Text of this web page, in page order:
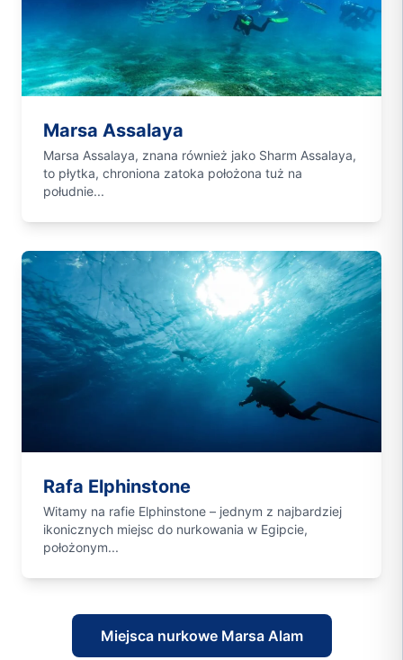
Marsa Assalaya
Marsa Assalaya, znana również jako Sharm Assalaya,
to płytka, chroniona zatoka położona tuż na
południe...
Rafa Elphinstone
Witamy na rafie Elphinstone – jednym z najbardziej
ikonicznych miejsc do nurkowania w Egipcie,
położonym...
Miejsca nurkowe Marsa Alam